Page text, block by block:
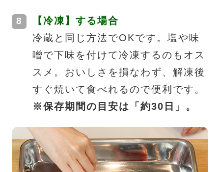
【冷凍】する場合
冷蔵と同じ方法でOKです。塩や味
噌で下味を付けて冷凍するのもオス
スメ。おいしさを損なわず、解凍後
すぐ焼いて食べれるので便利です。
※保存期間の目安は「約30日」。